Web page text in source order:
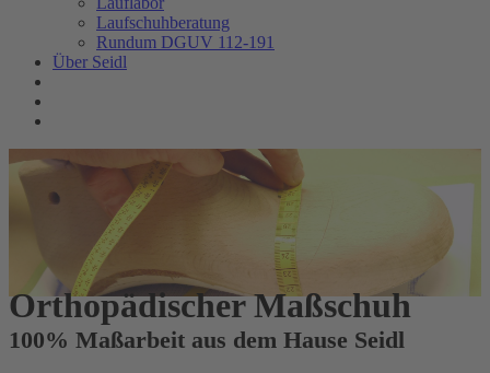
Laufschuhberatung
Rundum DGUV 112-191
Über Seidl
Orthopädischer Maßschuh
100% Maßarbeit aus dem Hause Seidl